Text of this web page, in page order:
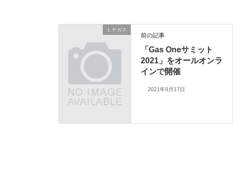
ＬＰガス
前の記事
「Gas Oneサミット
2021」をオールオンラ
インで開催
2021年9月17日